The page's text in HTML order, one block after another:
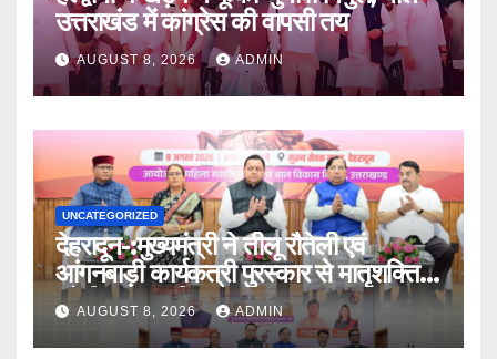
उत्तराखंड में कांग्रेस की वापसी तय
AUGUST 8, 2026 ADMIN
UNCATEGORIZED
देहरादून-:मुख्यमंत्री ने तीलू रौतेली एवं
आंगनबाड़ी कार्यकत्री पुरस्कार से मातृशक्ति
को किया सम्मानित
AUGUST 8, 2026 ADMIN